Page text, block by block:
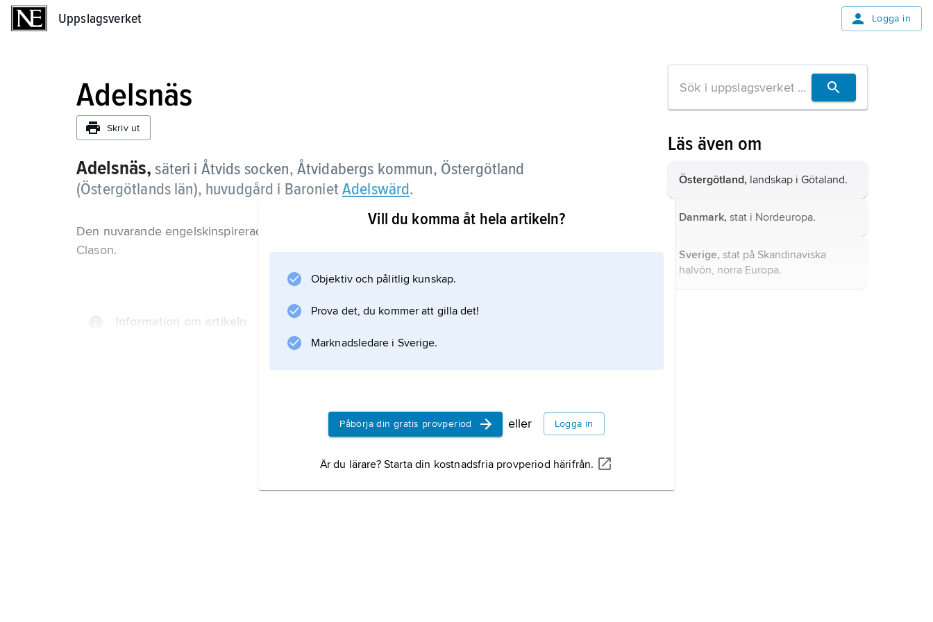
Uppslagsverket Logga in
Adelsnäs
Skriv ut
Adelsnäs, säteri i Åtvids socken, Åtvidabergs kommun, Östergötland
(Östergötlands län), huvudgård i BaronietAdelswärd.
Den nuvarande engelskinspirerade slottsbyggnaden uppfördes 1916–20 efter ritningar av I.G.
Clason.
Information om artikeln
Vill du komma åt hela artikeln?
Objektiv och pålitlig kunskap.
Prova det, du kommer att gilla det!
Marknadsledare i Sverige.
Påbörja din gratis provperiod eller Logga in
Är du lärare? Starta din kostnadsfria provperiod härifrån.
Läs även om
Östergötland, landskap i Götaland.
Danmark, stat i Nordeuropa.
Sverige, stat på Skandinaviska
halvön, norra Europa.